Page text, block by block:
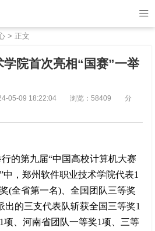
> 正文
院首次亮相“国赛”一举
05-09 18:22:04 浏览：58409
分
的第九届“中国高校计算机大赛
，郑州软件职业技术学院代表1
(全省第一名)、全国团队三等奖
出的三支代表队斩获全国三等奖1
项、河南省团队一等奖1项、三等